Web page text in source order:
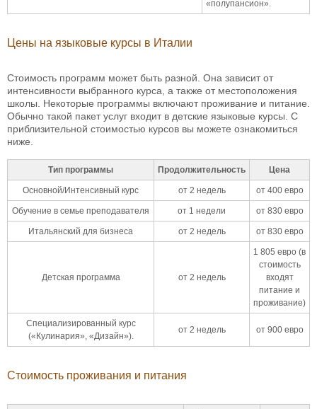
«полупансион».
Цены на языковые курсы в Италии
Стоимость программ может быть разной. Она зависит от
интенсивности выбранного курса, а также от местоположения
школы. Некоторые программы включают проживание и питание.
Обычно такой пакет услуг входит в детские языковые курсы. С
приблизительной стоимостью курсов вы можете ознакомиться
ниже.
Тип программы Продолжительность Цена
Основной/Интенсивный курс от 2 недель от 400 евро
Обучение в семье преподавателя от 1 недели от 830 евро
Итальянский для бизнеса от 2 недель от 830 евро
Детская программа от 2 недель
1 805 евро (в
стоимость
входят
питание и
проживание)
Специализированный курс
(«Кулинария», «Дизайн»).
от 2 недель от 900 евро
Стоимость проживания и питания